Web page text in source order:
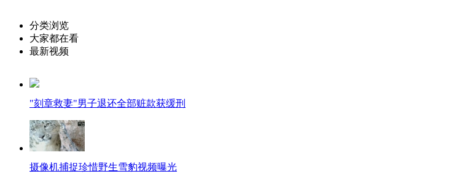
分类浏览
大家都在看
最新视频
"刻章救妻"男子退还全部赃款获缓刑
摄像机捕捉珍惜野生雪豹视频曝光